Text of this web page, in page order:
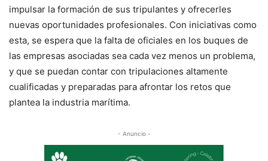
impulsar la formación de sus tripulantes y ofrecerles
nuevas oportunidades profesionales. Con iniciativas como
esta, se espera que la falta de oficiales en los buques de
las empresas asociadas sea cada vez menos un problema,
y que se puedan contar con tripulaciones altamente
cualificadas y preparadas para afrontar los retos que
plantea la industria marítima.
- Anuncio -